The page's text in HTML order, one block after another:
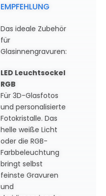
EMPFEHLUNG
Das ideale Zubehör
für
Glasinnengravuren:
LED Leuchtsockel
RGB
Für 3D-Glasfotos
und personalisierte
Fotokristalle. Das
helle weiße Licht
oder die RGB-
Farbbeleuchtung
bringt selbst
feinste Gravuren
und